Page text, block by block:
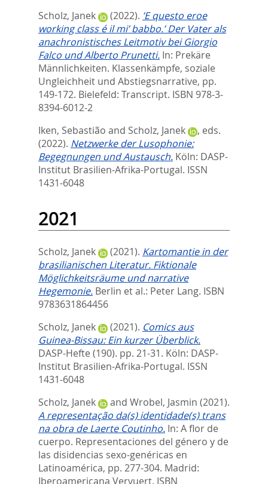
Scholz, Janek
(2022). ’E questo eroe
working class é il mi’ babbo.’ Der Vater als
anachronistisches Leitmotiv bei Giorgio
Falco und Alberto Prunetti. In: Prekäre
Männlichkeiten. Klassenkämpfe, soziale
Ungleichheit und Abstiegsnarrative, pp.
149-172. Bielefeld: Transcript. ISBN 978-3-
8394-6012-2
Iken, Sebastião and Scholz, Janek
, eds.
(2022). Netzwerke der Lusophonie:
Begegnungen und Austausch. Köln: DASP-
Institut Brasilien-Afrika-Portugal. ISSN
1431-6048
2021
Scholz, Janek (2021). Kartomantie in der
brasilianischen Literatur. Fiktionale
Möglichkeitsräume und narrative
Hegemonie. Berlin et al.: Peter Lang. ISBN
9783631864456
Scholz, Janek
(2021). Comics aus
Guinea-Bissau: Ein kurzer Überblick.
DASP-Hefte (190). pp. 21-31. Köln: DASP-
Institut Brasilien-Afrika-Portugal. ISSN
1431-6048
Scholz, Janek
and Wrobel, Jasmin (2021).
A representação da(s) identidade(s) trans
na obra de Laerte Coutinho. In: A flor de
cuerpo. Representaciones del género y de
las disidencias sexo-genéricas en
Latinoamérica, pp. 277-304. Madrid:
Iberoamericana Vervuert. ISBN